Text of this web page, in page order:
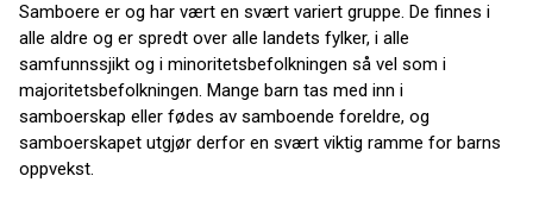
Samboere er og har vært en svært variert gruppe. De finnes i
alle aldre og er spredt over alle landets fylker, i alle
samfunnssjikt og i minoritetsbefolkningen så vel som i
majoritetsbefolkningen. Mange barn tas med inn i
samboerskap eller fødes av samboende foreldre, og
samboerskapet utgjør derfor en svært viktig ramme for barns
oppvekst.